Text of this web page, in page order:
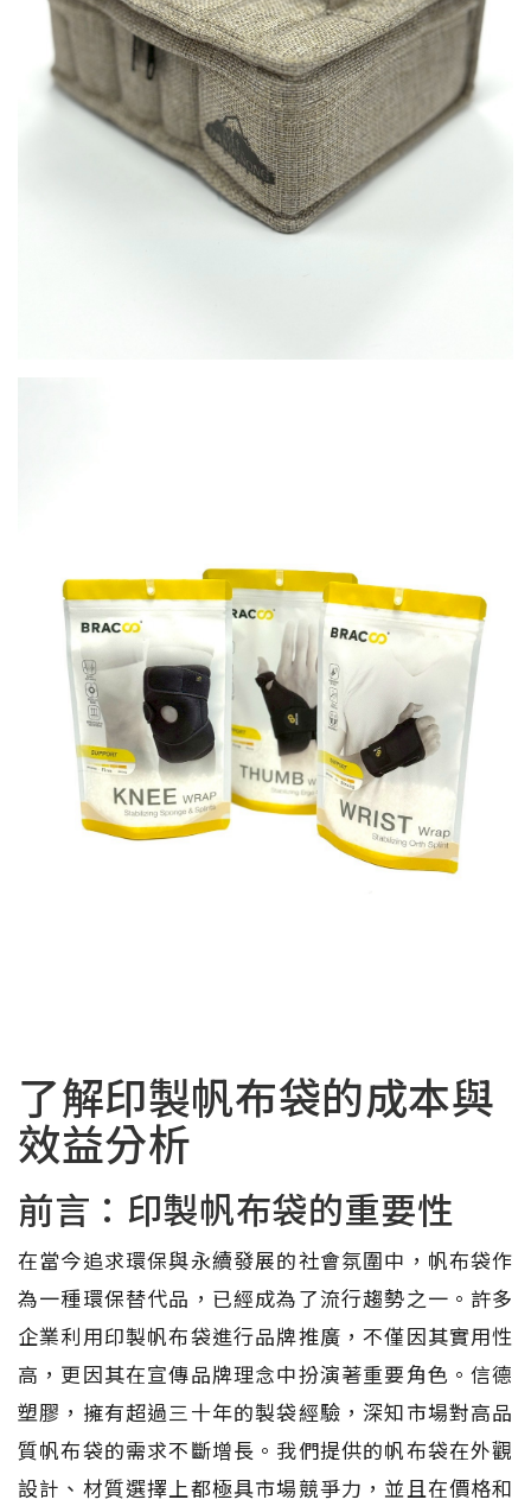
了解印製帆布袋的成本與
效益分析
前言：印製帆布袋的重要性
在當今追求環保與永續發展的社會氛圍中，帆布袋作
為一種環保替代品，已經成為了流行趨勢之一。許多
企業利用印製帆布袋進行品牌推廣，不僅因其實用性
高，更因其在宣傳品牌理念中扮演著重要角色。信德
塑膠，擁有超過三十年的製袋經驗，深知市場對高品
質帆布袋的需求不斷增長。我們提供的帆布袋在外觀
設計、材質選擇上都極具市場競爭力，並且在價格和